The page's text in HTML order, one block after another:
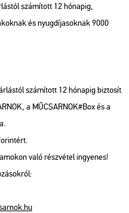
számított 12 hónapig,
és nyugdíjasoknak 9000
számított 12 hónapig biztosít
a MŰCSARNOK#Box és a
való részvétel ingyenes!